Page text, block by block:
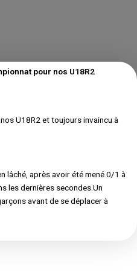
pour nos U18R2
U18R2 et toujours invaincu à
lâché, après avoir été mené 0/1 à
les dernières secondes.Un
avant de se déplacer à